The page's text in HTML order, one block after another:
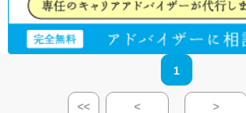
1
<< < >